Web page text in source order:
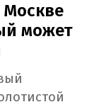
Москве
может